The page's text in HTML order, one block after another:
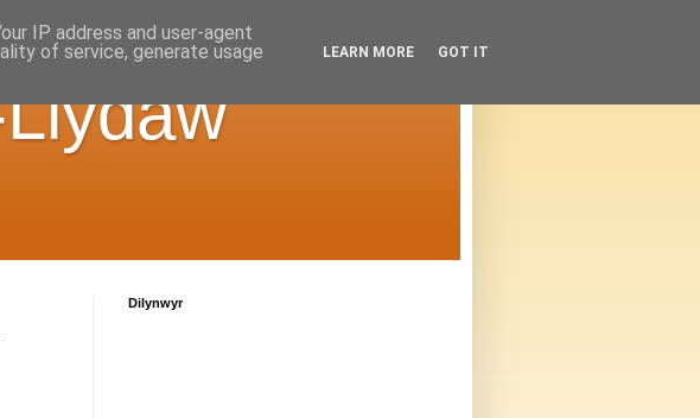
Dilynwyr
IP address and user-agent
of service, generate usage
LEARN MORE GOT IT